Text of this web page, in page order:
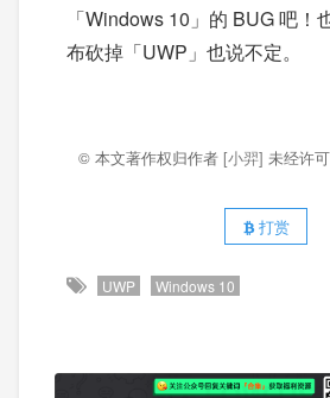
「Windows 10」的 BUG 吧！
布砍掉「UWP」也说不定。
© 本文著作权归作者 [小羿] 未经许
打赏
UWP Windows 10